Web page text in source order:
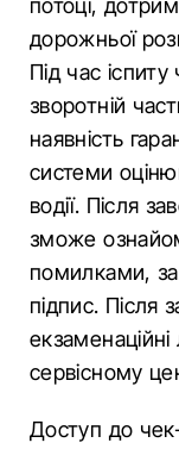
потоці,
дорожньої
Під час
зворотній
наявність
системи
водії. Після
зможе
помилками,
підпис. Після
сервісному
Доступ до